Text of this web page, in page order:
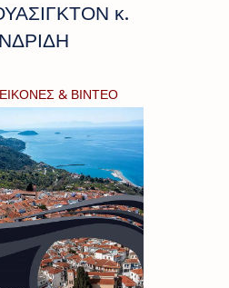
κ.
& ΒΙΝΤΕΟ